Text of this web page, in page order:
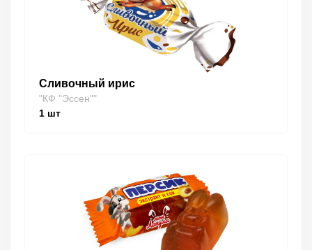
Сливочный ирис
"КФ "Эссен""
1 шт